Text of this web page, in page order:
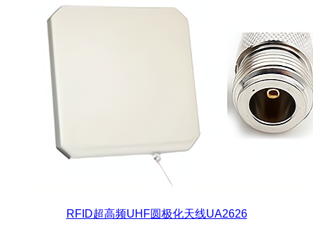
RFID超高频UHF圆极化天线UA2626